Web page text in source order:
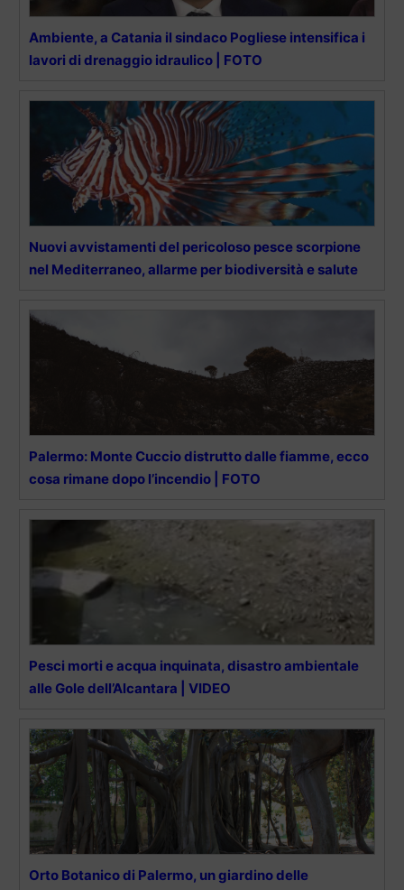
Ambiente, a Catania il sindaco Pogliese intensifica i
lavori di drenaggio idraulico | FOTO
Nuovi avvistamenti del pericoloso pesce scorpione
nel Mediterraneo, allarme per biodiversità e salute
Palermo: Monte Cuccio distrutto dalle fiamme, ecco
cosa rimane dopo l’incendio | FOTO
Pesci morti e acqua inquinata, disastro ambientale
alle Gole dell’Alcantara | VIDEO
Orto Botanico di Palermo, un giardino delle